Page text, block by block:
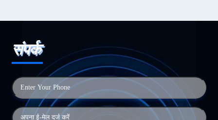
संपर्क